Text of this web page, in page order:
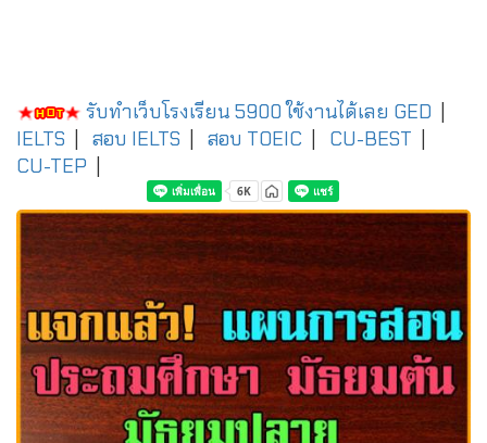
รับทำเว็บโรงเรียน 5900 ใช้งานได้เลย GED
IELTS
สอบ IELTS สอบ TOEIC CU-BEST
CU-TEP